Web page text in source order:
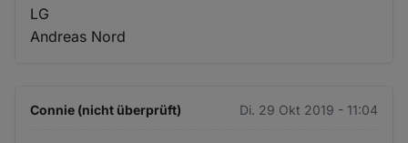
LG
Andreas Nord
Connie (nicht überprüft) Di. 29 Okt 2019 - 11:04